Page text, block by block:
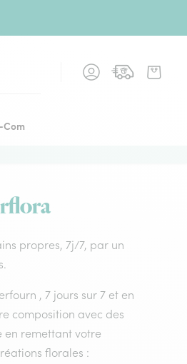
propres, 7j/7, par un
, 7 jours sur 7 et en
composition avec des
en remettant votre
florales :